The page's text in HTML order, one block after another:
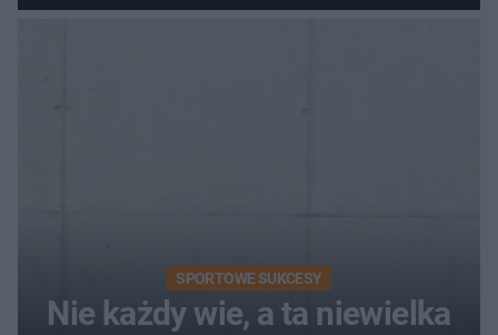
SPORTOWE SUKCESY
Nie każdy wie, a ta niewielka